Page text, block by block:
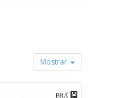
Mostrar